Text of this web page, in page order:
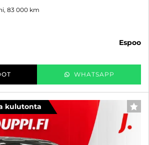
83 000 km
espoo
WHATSAPP
kulutonta